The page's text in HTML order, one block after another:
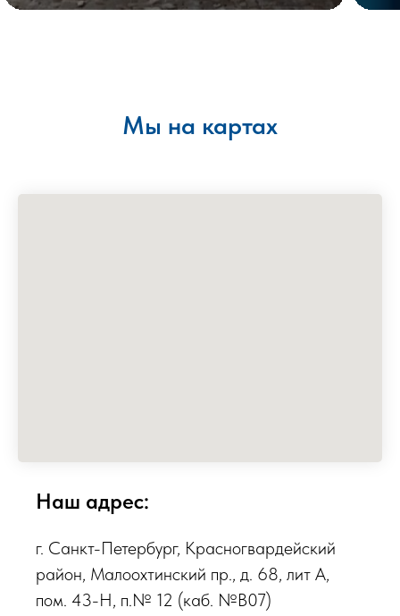
Мы на картах
Наш адрес:
г. Санкт-Петербург, Красногвардейский
район, Малоохтинский пр., д. 68, лит А,
пом. 43-Н, п.№ 12 (каб. №В07)